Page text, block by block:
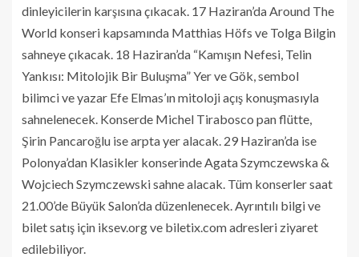
dinleyicilerin karşısına çıkacak. 17 Haziran’da Around The
World konseri kapsamında Matthias Höfs ve Tolga Bilgin
sahneye çıkacak. 18 Haziran’da “Kamışın Nefesi, Telin
Yankısı: Mitolojik Bir Buluşma” Yer ve Gök, sembol
bilimci ve yazar Efe Elmas’ın mitoloji açış konuşmasıyla
sahnelenecek. Konserde Michel Tirabosco pan flütte,
Şirin Pancaroğlu ise arpta yer alacak. 29 Haziran’da ise
Polonya’dan Klasikler konserinde Agata Szymczewska &
Wojciech Szymczewski sahne alacak. Tüm konserler saat
21.00’de Büyük Salon’da düzenlenecek. Ayrıntılı bilgi ve
bilet satış için iksev.org ve biletix.com adresleri ziyaret
edilebiliyor.